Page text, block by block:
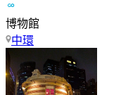
博物館
中環